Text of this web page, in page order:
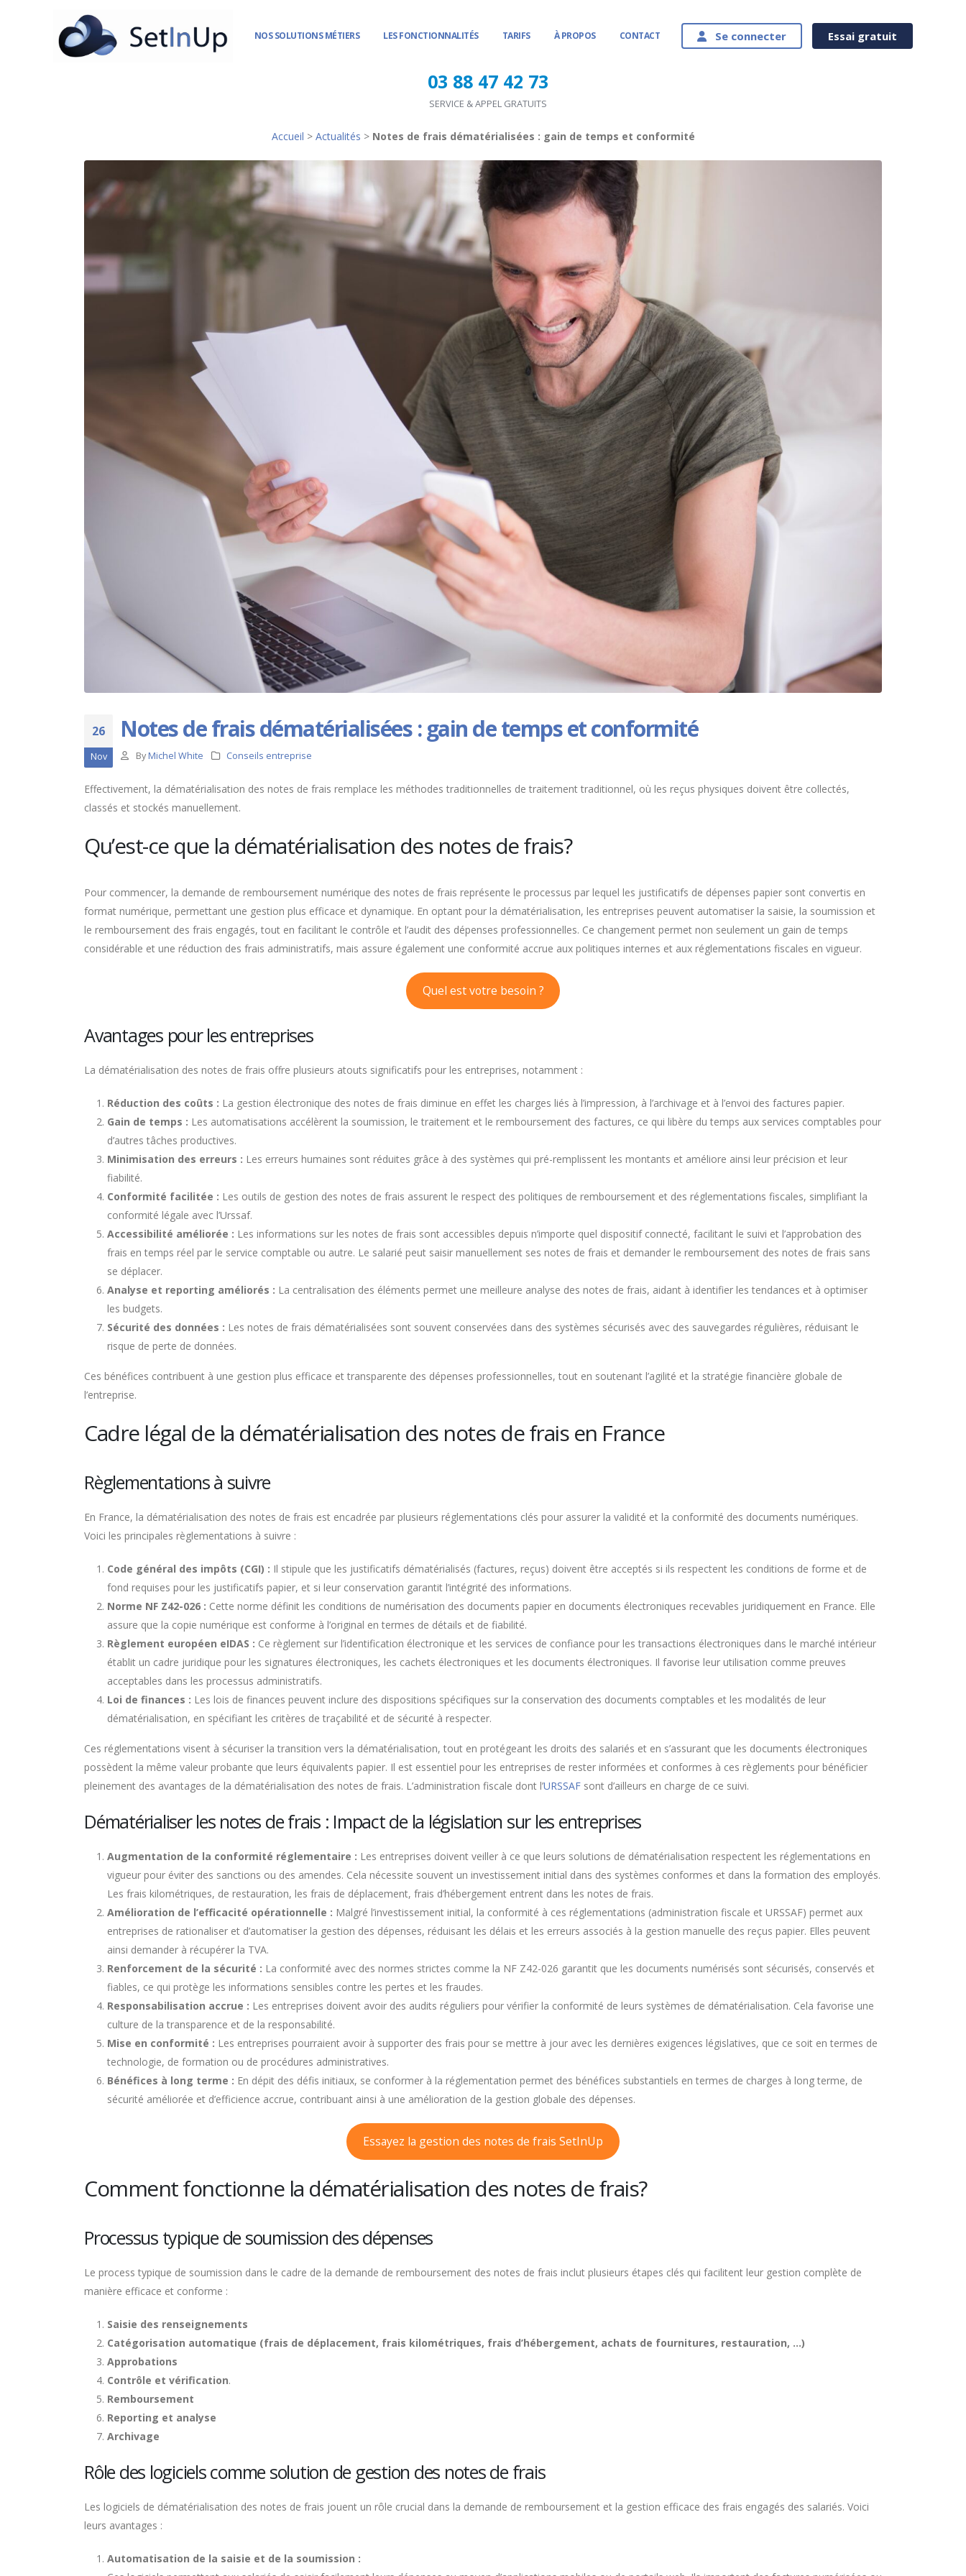
NOS SOLUTIONS MÉTIERS LES FONCTIONNALITÉS TARIFS À PROPOS CONTACT Se connecter Essai gratuit
03 88 47 42 73
SERVICE & APPEL GRATUITS
Accueil > Actualités > Notes de frais dématérialisées : gain de temps et conformité
26
Nov
Notes de frais dématérialisées : gain de temps et conformité
By Michel White Conseils entreprise
Effectivement, la dématérialisation des notes de frais remplace les méthodes traditionnelles de traitement traditionnel, où les reçus physiques doivent être collectés,
classés et stockés manuellement.
Qu’est-ce que la dématérialisation des notes de frais?
Pour commencer, la demande de remboursement numérique des notes de frais représente le processus par lequel les justificatifs de dépenses papier sont convertis en
format numérique, permettant une gestion plus efficace et dynamique. En optant pour la dématérialisation, les entreprises peuvent automatiser la saisie, la soumission et
le remboursement des frais engagés, tout en facilitant le contrôle et l’audit des dépenses professionnelles. Ce changement permet non seulement un gain de temps
considérable et une réduction des frais administratifs, mais assure également une conformité accrue aux politiques internes et aux réglementations fiscales en vigueur.
Quel est votre besoin ?
Avantages pour les entreprises
La dématérialisation des notes de frais offre plusieurs atouts significatifs pour les entreprises, notamment :
Réduction des coûts : La gestion électronique des notes de frais diminue en effet les charges liés à l’impression, à l’archivage et à l’envoi des factures papier.
Gain de temps : Les automatisations accélèrent la soumission, le traitement et le remboursement des factures, ce qui libère du temps aux services comptables pour
d’autres tâches productives.
Minimisation des erreurs : Les erreurs humaines sont réduites grâce à des systèmes qui pré-remplissent les montants et améliore ainsi leur précision et leur
fiabilité.
Conformité facilitée : Les outils de gestion des notes de frais assurent le respect des politiques de remboursement et des réglementations fiscales, simplifiant la
conformité légale avec l’Urssaf.
Accessibilité améliorée : Les informations sur les notes de frais sont accessibles depuis n’importe quel dispositif connecté, facilitant le suivi et l’approbation des
frais en temps réel par le service comptable ou autre. Le salarié peut saisir manuellement ses notes de frais et demander le remboursement des notes de frais sans
se déplacer.
Analyse et reporting améliorés : La centralisation des éléments permet une meilleure analyse des notes de frais, aidant à identifier les tendances et à optimiser
les budgets.
Sécurité des données : Les notes de frais dématérialisées sont souvent conservées dans des systèmes sécurisés avec des sauvegardes régulières, réduisant le
risque de perte de données.
Ces bénéfices contribuent à une gestion plus efficace et transparente des dépenses professionnelles, tout en soutenant l’agilité et la stratégie financière globale de
l’entreprise.
Cadre légal de la dématérialisation des notes de frais en France
Règlementations à suivre
En France, la dématérialisation des notes de frais est encadrée par plusieurs réglementations clés pour assurer la validité et la conformité des documents numériques.
Voici les principales règlementations à suivre :
Code général des impôts (CGI) : Il stipule que les justificatifs dématérialisés (factures, reçus) doivent être acceptés si ils respectent les conditions de forme et de
fond requises pour les justificatifs papier, et si leur conservation garantit l’intégrité des informations.
Norme NF Z42-026 : Cette norme définit les conditions de numérisation des documents papier en documents électroniques recevables juridiquement en France. Elle
assure que la copie numérique est conforme à l’original en termes de détails et de fiabilité.
Règlement européen eIDAS : Ce règlement sur l’identification électronique et les services de confiance pour les transactions électroniques dans le marché intérieur
établit un cadre juridique pour les signatures électroniques, les cachets électroniques et les documents électroniques. Il favorise leur utilisation comme preuves
acceptables dans les processus administratifs.
Loi de finances : Les lois de finances peuvent inclure des dispositions spécifiques sur la conservation des documents comptables et les modalités de leur
dématérialisation, en spécifiant les critères de traçabilité et de sécurité à respecter.
Ces réglementations visent à sécuriser la transition vers la dématérialisation, tout en protégeant les droits des salariés et en s’assurant que les documents électroniques
possèdent la même valeur probante que leurs équivalents papier. Il est essentiel pour les entreprises de rester informées et conformes à ces règlements pour bénéficier
pleinement des avantages de la dématérialisation des notes de frais. L’administration fiscale dont l’URSSAF sont d’ailleurs en charge de ce suivi.
Dématérialiser les notes de frais : Impact de la législation sur les entreprises
Augmentation de la conformité réglementaire : Les entreprises doivent veiller à ce que leurs solutions de dématérialisation respectent les réglementations en
vigueur pour éviter des sanctions ou des amendes. Cela nécessite souvent un investissement initial dans des systèmes conformes et dans la formation des employés.
Les frais kilométriques, de restauration, les frais de déplacement, frais d’hébergement entrent dans les notes de frais.
Amélioration de l’efficacité opérationnelle : Malgré l’investissement initial, la conformité à ces réglementations (administration fiscale et URSSAF) permet aux
entreprises de rationaliser et d’automatiser la gestion des dépenses, réduisant les délais et les erreurs associés à la gestion manuelle des reçus papier. Elles peuvent
ainsi demander à récupérer la TVA.
Renforcement de la sécurité : La conformité avec des normes strictes comme la NF Z42-026 garantit que les documents numérisés sont sécurisés, conservés et
fiables, ce qui protège les informations sensibles contre les pertes et les fraudes.
Responsabilisation accrue : Les entreprises doivent avoir des audits réguliers pour vérifier la conformité de leurs systèmes de dématérialisation. Cela favorise une
culture de la transparence et de la responsabilité.
Mise en conformité : Les entreprises pourraient avoir à supporter des frais pour se mettre à jour avec les dernières exigences législatives, que ce soit en termes de
technologie, de formation ou de procédures administratives.
Bénéfices à long terme : En dépit des défis initiaux, se conformer à la réglementation permet des bénéfices substantiels en termes de charges à long terme, de
sécurité améliorée et d’efficience accrue, contribuant ainsi à une amélioration de la gestion globale des dépenses.
Essayez la gestion des notes de frais SetInUp
Comment fonctionne la dématérialisation des notes de frais?
Processus typique de soumission des dépenses
Le process typique de soumission dans le cadre de la demande de remboursement des notes de frais inclut plusieurs étapes clés qui facilitent leur gestion complète de
manière efficace et conforme :
Saisie des renseignements
Catégorisation automatique (frais de déplacement, frais kilométriques, frais d’hébergement, achats de fournitures, restauration, …)
Approbations
Contrôle et vérification.
Remboursement
Reporting et analyse
Archivage
Rôle des logiciels comme solution de gestion des notes de frais
Les logiciels de dématérialisation des notes de frais jouent un rôle crucial dans la demande de remboursement et la gestion efficace des frais engagés des salariés. Voici
leurs avantages :
Automatisation de la saisie et de la soumission :